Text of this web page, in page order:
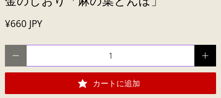
¥660 JPY
カートに追加